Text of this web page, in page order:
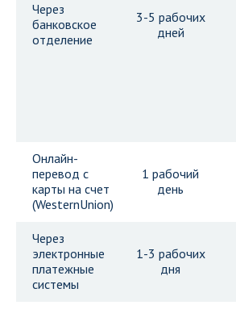
Через
банковское
отделение
3-5 рабочих
дней
Онлайн-
перевод с
карты на счет
(WesternUnion)
1 рабочий
день
Через
электронные
платежные
системы
1-3 рабочих
дня